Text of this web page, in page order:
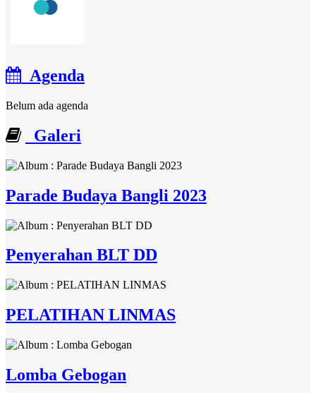
Agenda
Belum ada agenda
Galeri
Parade Budaya Bangli 2023
Penyerahan BLT DD
PELATIHAN LINMAS
Lomba Gebogan